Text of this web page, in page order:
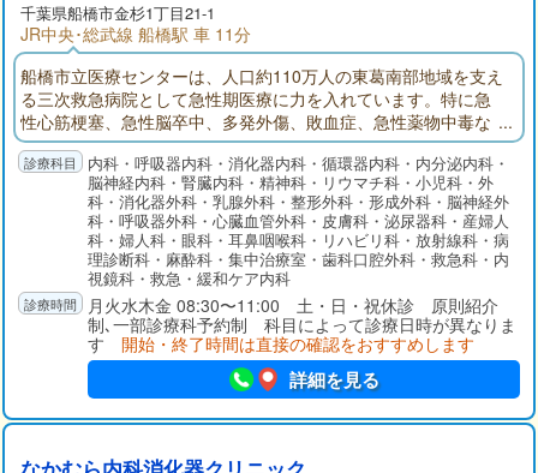
千葉県船橋市金杉1丁目21-1
JR中央･総武線 船橋駅 車 11分
船橋市立医療センターは、人口約110万人の東葛南部地域を支え
る三次救急病院として急性期医療に力を入れています。特に急
性心筋梗塞、急性脳卒中、多発外傷、敗血症、急性薬物中毒な
ど超急性期治療が必要な疾患に対応し、その後の集中治療まで
の一貫した診療を提供しているのが特徴です。質が高く密度の
濃い医療サービス、さらには急性期リハビリ、回復期・療養型
病床、そして在宅療養に向けて患者さんが切れ目なく円滑に移
行できるよう取り組んでいます。
内科・呼吸器内科・消化器内科・循環器内科・内分泌内科・
脳神経内科・腎臓内科・精神科・リウマチ科・小児科・外
科・消化器外科・乳腺外科・整形外科・形成外科・脳神経外
科・呼吸器外科・心臓血管外科・皮膚科・泌尿器科・産婦人
科・婦人科・眼科・耳鼻咽喉科・リハビリ科・放射線科・病
理診断科・麻酔科・集中治療室・歯科口腔外科・救急科・内
視鏡科・救急・緩和ケア内科
月火水木金 08:30〜11:00 土・日・祝休診 原則紹介
制､一部診療科予約制 科目によって診療日時が異なりま
す 開始・終了時間は直接の確認をおすすめします
詳細を見る